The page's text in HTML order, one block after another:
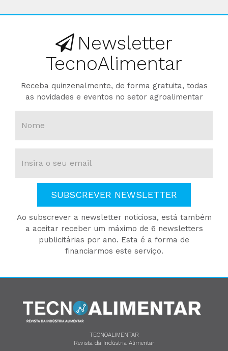
Newsletter
TecnoAlimentar
Receba quinzenalmente, de forma gratuita, todas
as novidades e eventos no setor agroalimentar
SUBSCREVER NEWSLETTER
Ao subscrever a newsletter noticiosa, está também
a aceitar receber um máximo de 6 newsletters
publicitárias por ano. Esta é a forma de
financiarmos este serviço.
TECNOALIMENTAR
Revista da Indústria Alimentar